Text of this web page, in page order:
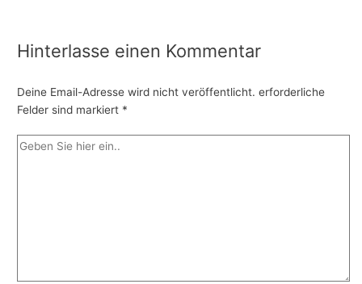
Hinterlasse einen Kommentar
Deine Email-Adresse wird nicht veröffentlicht. erforderliche
Felder sind markiert *